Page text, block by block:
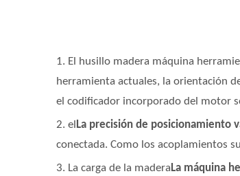
1. El husillo madera máquina
herramienta actuales, la orientación
el codificador incorporado del motor
2. el La precisión de posicionamiento
conectada. Como los acoplamientos
3. La carga de la madera La máquina